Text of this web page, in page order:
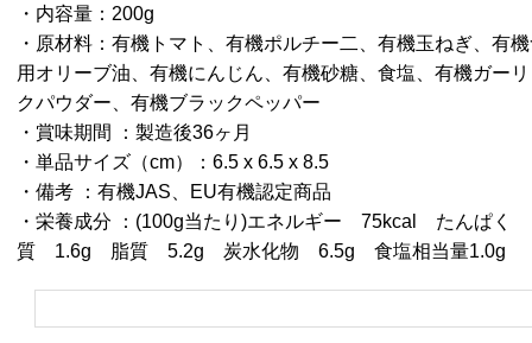
・内容量：200g
・原材料：有機トマト、有機ポルチー二、有機玉ねぎ、有
用オリーブ油、有機にんじん、有機砂糖、食塩、有機ガー
クパウダー、有機ブラックペッパー
・賞味期間 ：製造後36ヶ月
・単品サイズ（cm）：6.5 x 6.5 x 8.5
・備考 ：有機JAS、EU有機認定商品
・栄養成分 ：(100g当たり)エネルギー 75kcal たんぱく
質 1.6g 脂質 5.2g 炭水化物 6.5g 食塩相当量1.0g